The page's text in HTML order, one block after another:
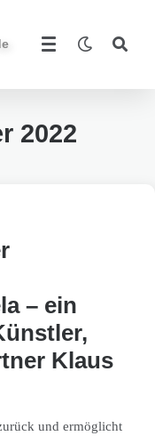
2022
– ein
Klaus
und ermöglicht